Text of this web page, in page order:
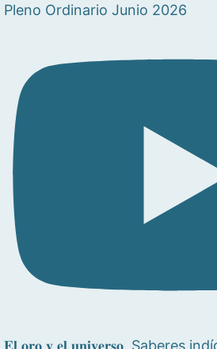
Pleno Ordinario Junio 2026
𝐄𝐥 𝐨𝐫𝐨 𝐲 𝐞𝐥 𝐮𝐧𝐢𝐯𝐞𝐫𝐬𝐨. Saberes